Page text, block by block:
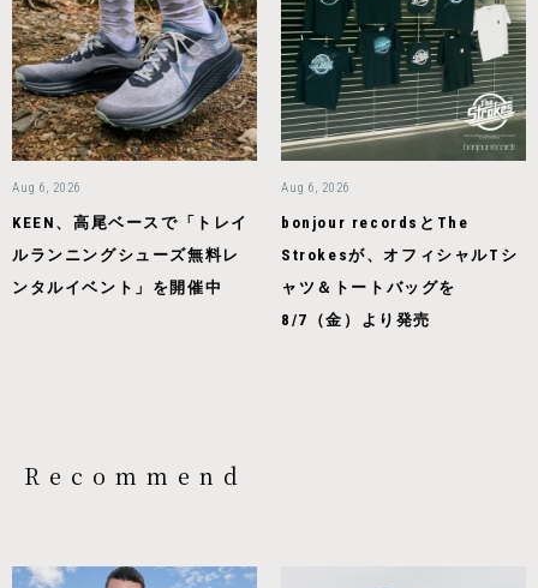
Aug 6, 2026
KEEN、高尾ベースで「トレイ
ルランニングシューズ無料レ
ンタルイベント」を開催中
Aug 6, 2026
bonjour recordsとThe
Strokesが、オフィシャルTシ
ャツ＆トートバッグを
8/7（金）より発売
Recommend